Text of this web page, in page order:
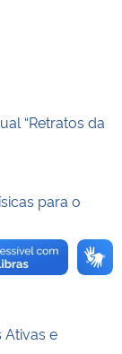
“Retratos da
para o
e